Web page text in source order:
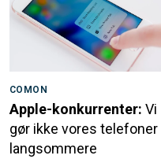
COMON
Apple-konkurrenter: Vi
gør ikke vores telefoner
langsommere